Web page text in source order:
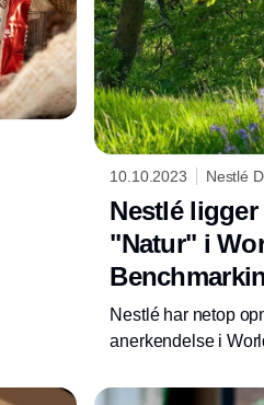
10.10.2023 Nestlé
Nestlé
"Natur" i
udgivelse
Nestlé har netop
anerkendelse i
selskaber inden for